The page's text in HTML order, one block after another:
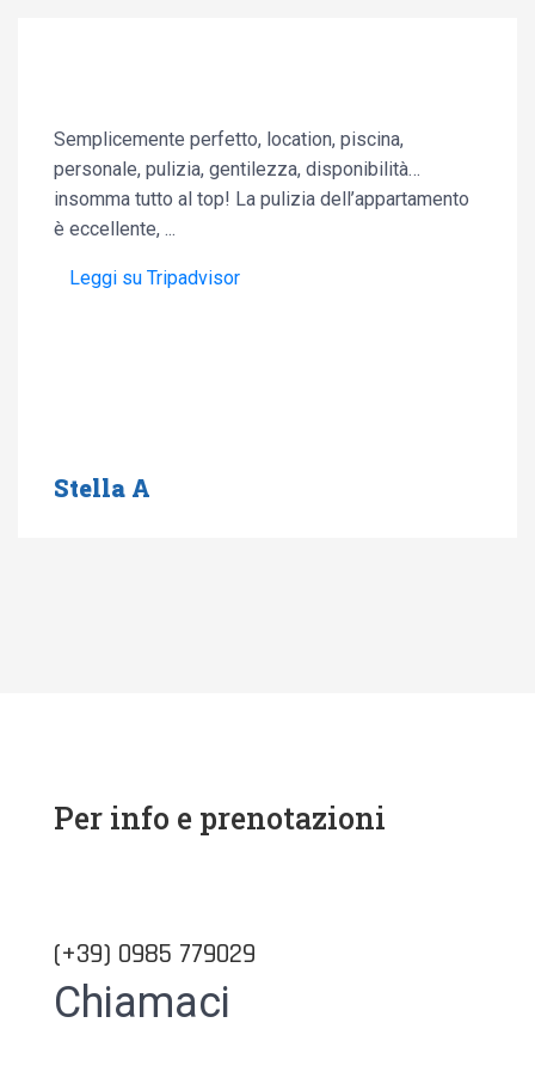
Semplicemente perfetto, location, piscina,
personale, pulizia, gentilezza, disponibilità…
insomma tutto al top! La pulizia dell’appartamento
è eccellente, ...
Leggi su Tripadvisor
Stella A
Per info e prenotazioni
(+39) 0985 779029
Chiamaci